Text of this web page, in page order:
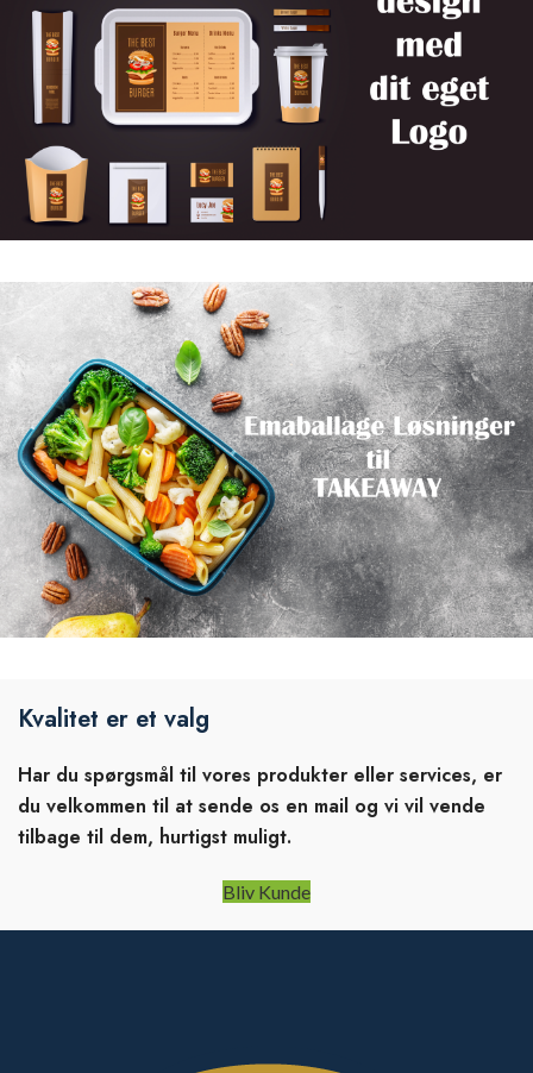
Kvalitet er et valg
Har du spørgsmål til vores produkter eller services, er
du velkommen til at sende os en mail og vi vil vende
tilbage til dem, hurtigst muligt.
Bliv Kunde